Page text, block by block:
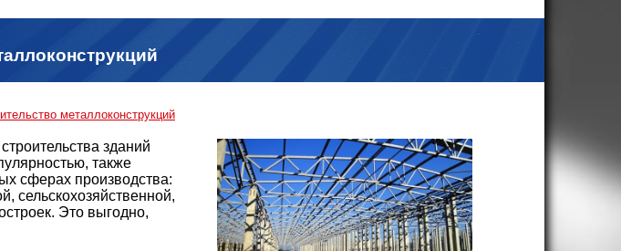
металлоконструкций
зданий
также
сферах производства:
сельскохозяйственной,
Это выгодно,